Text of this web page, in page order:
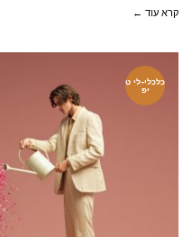
קרא עוד ←
כלכלי-לי ט
יפ